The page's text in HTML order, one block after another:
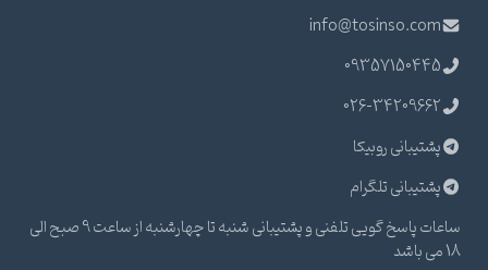
info@tosinso.com
09357150445
026-34209662
پشتیبانی روبیکا
پشتیبانی تلگرام
ساعات پاسخ گویی تلفنی و پشتیبانی شنبه تا چهارشنبه از ساعت 9 صبح الی
18 می باشد